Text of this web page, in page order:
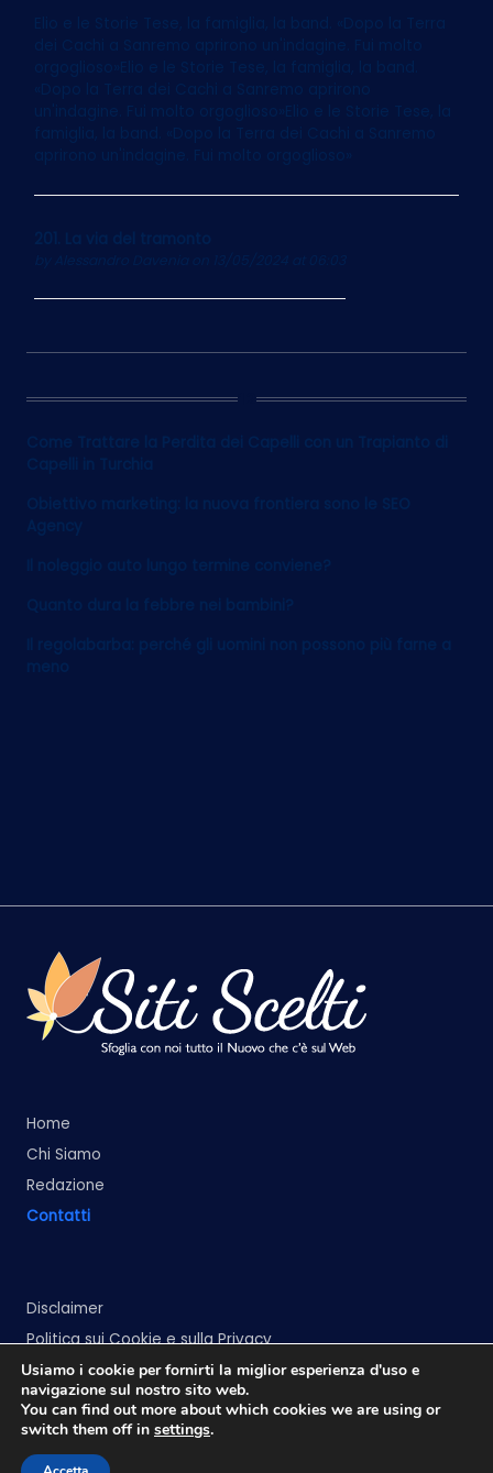
Elio e le Storie Tese, la famiglia, la band. «Dopo la Terra
dei Cachi a Sanremo aprirono un'indagine. Fui molto
orgoglioso»Elio e le Storie Tese, la famiglia, la band.
«Dopo la Terra dei Cachi a Sanremo aprirono
un'indagine. Fui molto orgoglioso»Elio e le Storie Tese, la
famiglia, la band. «Dopo la Terra dei Cachi a Sanremo
aprirono un'indagine. Fui molto orgoglioso»
201. La via del tramonto
on 13/05/2024 at 06:03
12
Come Trattare la Perdita dei Capelli con un Trapianto di
Capelli in Turchia
Obiettivo marketing: la nuova frontiera sono le SEO
Agency
Il noleggio auto lungo termine conviene?
Quanto dura la febbre nei bambini?
Il regolabarba: perché gli uomini non possono più farne a
meno
Home
Chi Siamo
Redazione
Contatti
Disclaimer
Politica sui Cookie e sulla Privacy
Usiamo i cookie per fornirti la miglior esperienza d'uso e
navigazione sul nostro sito web.
You can find out more about which cookies we are using or
switch them off in settings.